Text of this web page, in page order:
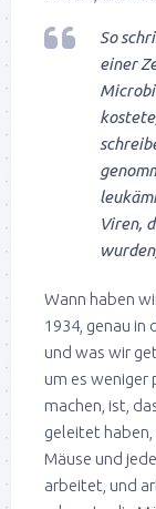
So
einer
Viren,
Wann haben
1934, genau in
und was wir
um es weniger
machen, ist,
geleitet haben,
Mäuse und
arbeitet, und